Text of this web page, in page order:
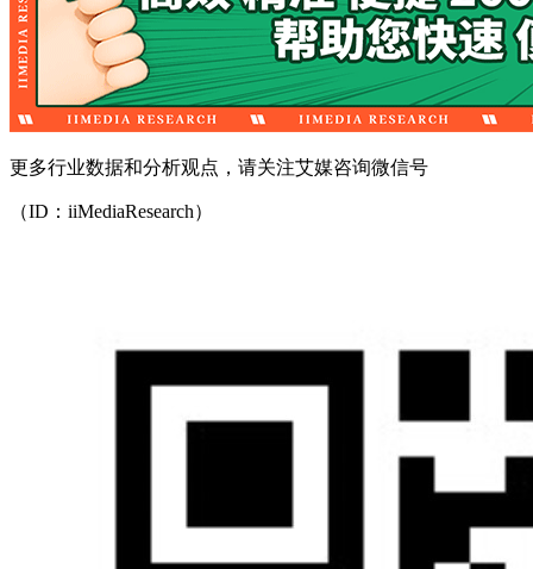
更多行业数据和分析观点，请关注艾媒咨询微信号
（ID：iiMediaResearch）